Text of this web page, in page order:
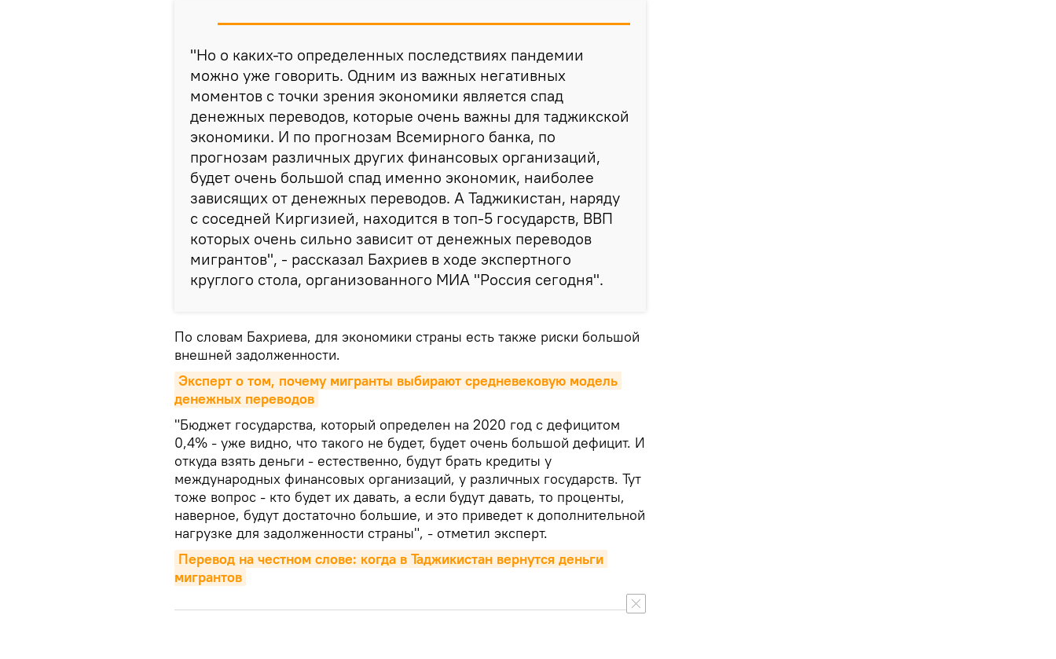
"Но о каких-то определенных последствиях пандемии
можно уже говорить. Одним из важных негативных
моментов с точки зрения экономики является спад
денежных переводов, которые очень важны для таджикской
экономики. И по прогнозам Всемирного банка, по
прогнозам различных других финансовых организаций,
будет очень большой спад именно экономик, наиболее
зависящих от денежных переводов. А Таджикистан, наряду
с соседней Киргизией, находится в топ-5 государств, ВВП
которых очень сильно зависит от денежных переводов
мигрантов", - рассказал Бахриев в ходе экспертного
круглого стола, организованного МИА "Россия сегодня".
По словам Бахриева, для экономики страны есть также риски большой
внешней задолженности.
Эксперт о том, почему мигранты выбирают средневековую модель
денежных переводов
"Бюджет государства, который определен на 2020 год с дефицитом
0,4% - уже видно, что такого не будет, будет очень большой дефицит. И
откуда взять деньги - естественно, будут брать кредиты у
международных финансовых организаций, у различных государств. Тут
тоже вопрос - кто будет их давать, а если будут давать, то проценты,
наверное, будут достаточно большие, и это приведет к дополнительной
нагрузке для задолженности страны", - отметил эксперт.
Перевод на честном слове: когда в Таджикистан вернутся деньги
мигрантов